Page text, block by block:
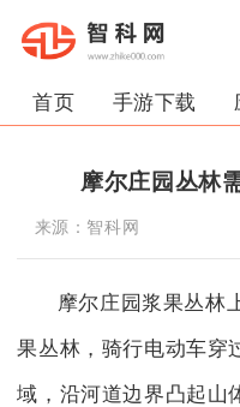
首页 手游下载
摩尔庄园丛林
来源： 智科网
摩尔庄园浆果丛林
果丛林，骑行电动车穿
域，沿河道边界凸起山